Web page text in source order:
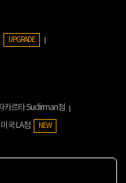
UPGRADE
카르타 Sudirman점
미국 LA점 NEW